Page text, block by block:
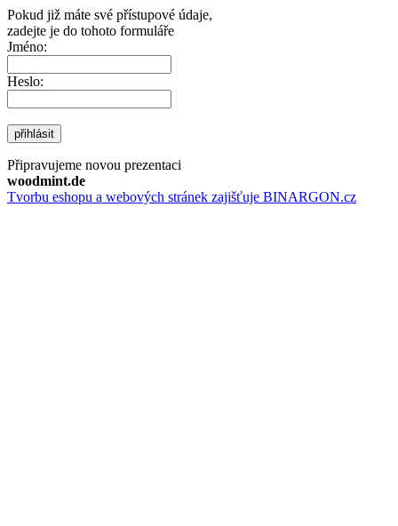
Pokud již máte své přístupové údaje,
zadejte je do tohoto formuláře
Jméno:
Heslo:
přihlásit
Připravujeme novou prezentaci
woodmint.de
Tvorbu eshopu a webových stránek zajišťuje BINARGON.cz